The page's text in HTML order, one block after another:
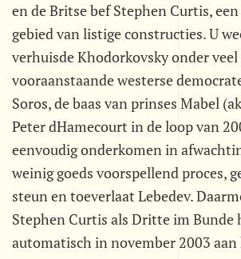
en de Britse bef Stephen Curtis,
gebied van listige constructies. U
verhuisde Khodorkovsky onder
vooraanstaande westerse
Soros, de baas van prinses Mabel
Peter dHamecourt in de loop van
eenvoudig onderkomen in
weinig goeds voorspellend proces,
steun en toeverlaat Lebedev.
Stephen Curtis als Dritte im Bunde
automatisch in november 2003